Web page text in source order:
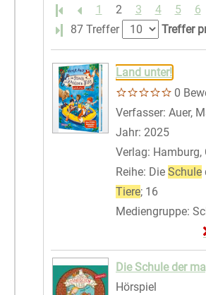
1
2 3 4 5 6
Letzte Seite
87 Treffer Treffer
Suchergebnis
Zu den Suchfiltern springen
Land unter!
0
Verfasser: Auer,
Jahr: 2025
Verlag: Hamburg,
Reihe: Die Schule
Tiere; 16
Mediengruppe:
Die Schule der
Hörspiel